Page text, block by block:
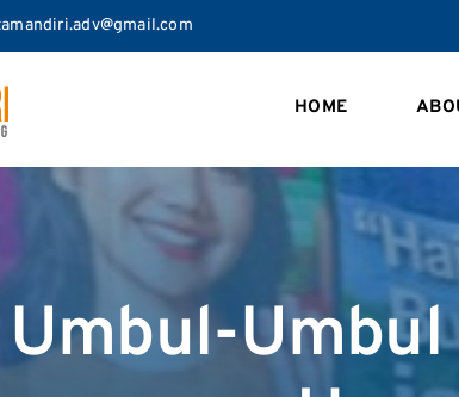
HOME